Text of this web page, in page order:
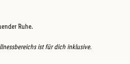
Ruhe.
ist für dich inklusive.